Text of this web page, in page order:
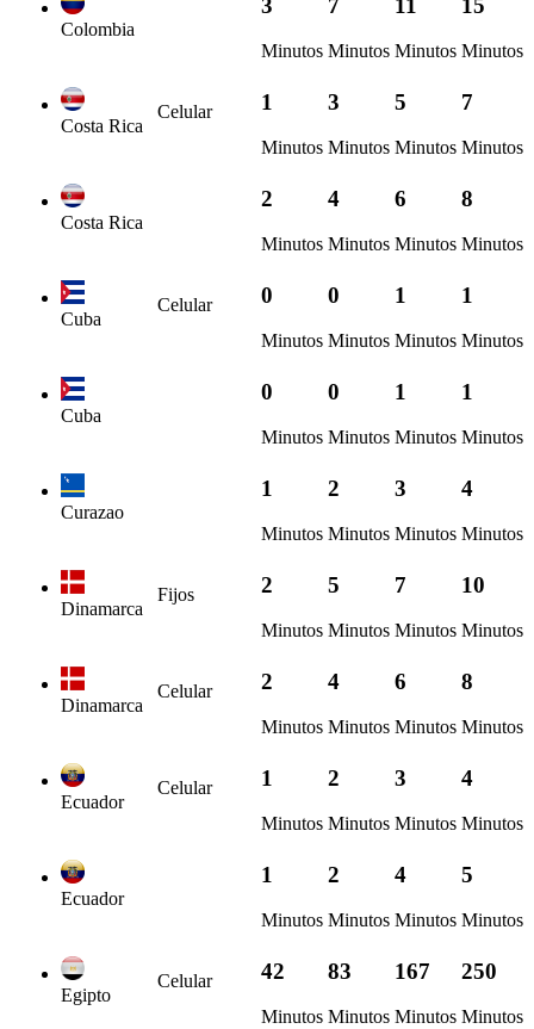
Colombia
Minutos Minutos Minutos Minutos
Costa Rica
Celular 1
Minutos
3
Minutos
5
Minutos
7
Minutos
Costa Rica
2
Minutos
4
Minutos
6
Minutos
8
Minutos
Cuba
Celular 0
Minutos
0
Minutos
1
Minutos
1
Minutos
Cuba
0
Minutos
0
Minutos
1
Minutos
1
Minutos
Curazao
1
Minutos
2
Minutos
3
Minutos
4
Minutos
Dinamarca
Fijos 2
Minutos
5
Minutos
7
Minutos
10
Minutos
Dinamarca
Celular 2
Minutos
4
Minutos
6
Minutos
8
Minutos
Ecuador
Celular 1
Minutos
2
Minutos
3
Minutos
4
Minutos
Ecuador
1
Minutos
2
Minutos
4
Minutos
5
Minutos
Egipto
Celular 42
Minutos
83
Minutos
167
Minutos
250
Minutos